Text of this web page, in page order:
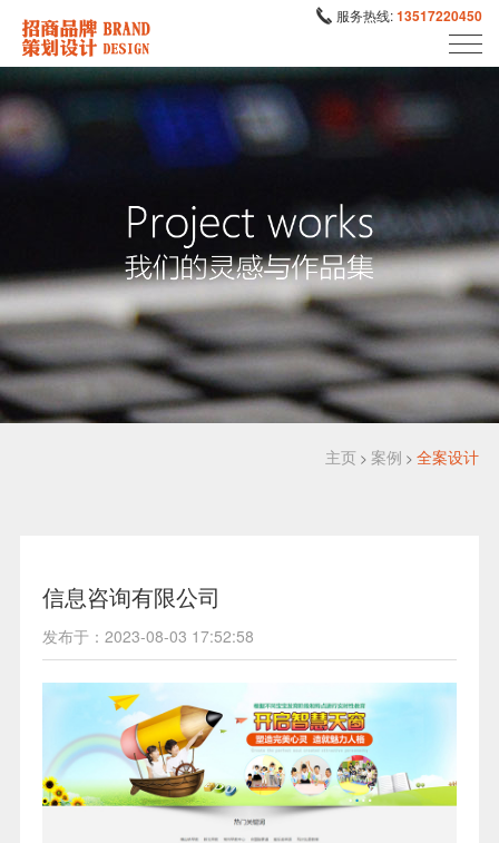
服务热线:13517220450
主页 >案例 >全案设计
信息咨询有限公司
发布于：2023-08-03 17:52:58